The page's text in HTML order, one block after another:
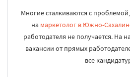
Многие сталкиваются с
на маркетолог в Южно-
работодателя не получается. На
вакансии от прямых
все